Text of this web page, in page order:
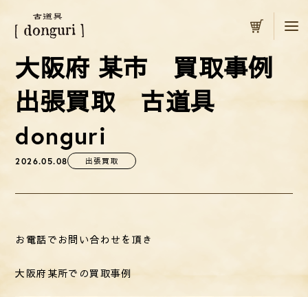
カー
大阪府 某市 買取事例
出張買取 古道具
donguri
2026.05.08 出張買取
お電話でお問い合わせを頂き
大阪府某所での買取事例